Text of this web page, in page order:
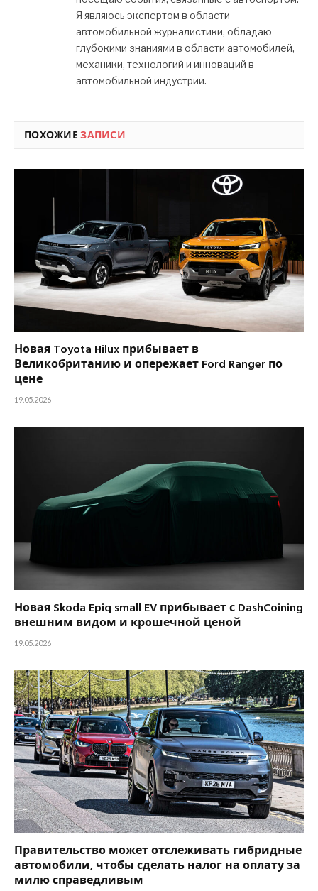
Я являюсь экспертом в области
автомобильной журналистики, обладаю
глубокими знаниями в области автомобилей,
механики, технологий и инноваций в
автомобильной индустрии.
ПОХОЖИЕЗАПИСИ
Новая Toyota Hilux прибывает в
Великобританию и опережает Ford Ranger по
цене
19.05.2026
Новая Skoda Epiq small EV прибывает с DashCoining
внешним видом и крошечной ценой
19.05.2026
Правительство может отслеживать гибридные
автомобили, чтобы сделать налог на оплату за
милю справедливым